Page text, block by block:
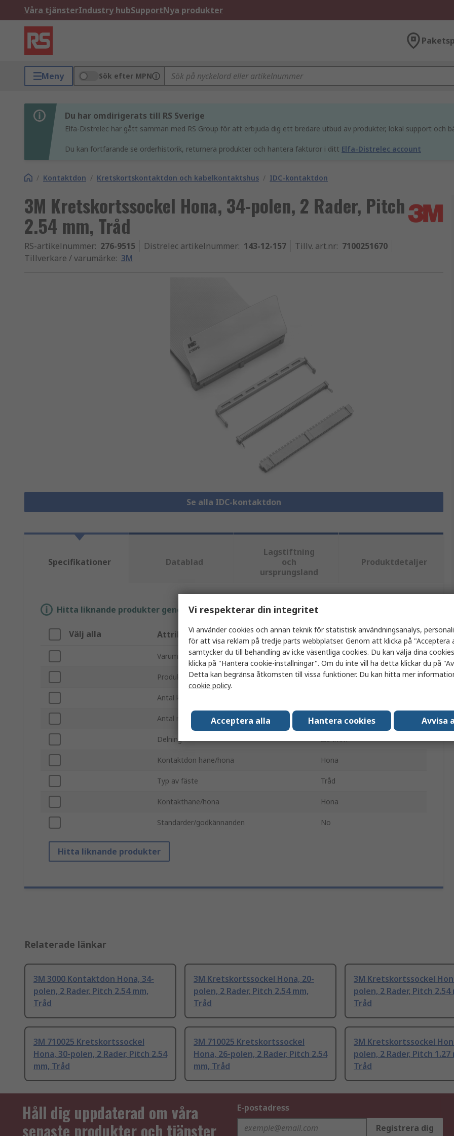
Våra tjänsterIndustry hubSupportNya produkter
Meny Sök efter MPN
Du har omdirigerats till RS Sverige
Elfa-Distrelec har gått samman med RS Group för att erbjuda dig ett bredare utbud av produkter, lokal support och
Du kan fortfarande se orderhistorik, returnera produkter och hantera fakturor i ditt Elfa-Distrelec account
/ Kontaktdon / Kretskortskontaktdon och kabelkontaktshus / IDC-kontaktdon
3M Kretskortssockel Hona, 34-polen, 2 Rader, Pitch
2.54 mm, Tråd
RS-artikelnummer: 276-9515 Distrelec artikelnummer: 143-12-157 Tillv. art.nr: 7100251670
Tillverkare / varumärke: 3M
Se alla IDC-kontaktdon
Specifikationer Datablad
Lagstiftning
och
ursprungsland
Produktdetaljer
Hitta liknande produkter genom att välja ett eller flera attribut.
Välj alla Attribut Värde
Varumärke 3M
Produkttyp Kretskortssockel
Antal kontakter
Antal rader 2
Delning 2.54mm
Kontaktdon hane/hona Hona
Typ av fäste Tråd
Kontakthane/hona Hona
Standarder/godkännanden No
Hitta liknande produkter
Relaterade länkar
3M 3000 Kontaktdon Hona, 34-
polen, 2 Rader, Pitch 2.54 mm,
Tråd
3M Kretskortssockel Hona, 20-
polen, 2 Rader, Pitch 2.54 mm,
Tråd
3M Kretskortssockel
polen, 2 Rader, Pitch 2.54
Tråd
3M 710025 Kretskortssockel
Hona, 30-polen, 2 Rader, Pitch 2.54
mm, Tråd
3M 710025 Kretskortssockel
Hona, 26-polen, 2 Rader, Pitch 2.54
mm, Tråd
3M Kretskortssockel
polen, 2 Rader, Pitch 1.27
Tråd
Håll dig uppdaterad om våra
senaste produkter och tjänster
E-postadress
Registrera dig
Vi respekterar din integritet
Vi använder cookies och annan teknik för statistisk användningsanalys,
för att visa reklam på tredje parts webbplatser. Genom att klicka på "Acceptera
samtycker du till behandling av icke väsentliga cookies. Du kan välja dina
klicka på "Hantera cookie-inställningar". Om du inte vill ha detta klickar du på
Detta kan begränsa åtkomsten till vissa funktioner. Du kan hitta mer
cookie policy.
Acceptera alla Hantera cookies Avvisa